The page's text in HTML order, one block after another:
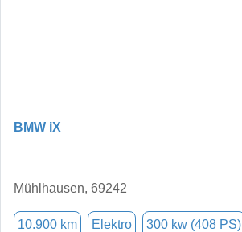
BMW iX
Mühlhausen, 69242
10.900 km Elektro 300 kw (408 PS)